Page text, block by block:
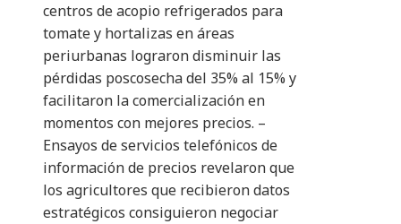
centros de acopio refrigerados para
tomate y hortalizas en áreas
periurbanas lograron disminuir las
pérdidas poscosecha del 35% al 15% y
facilitaron la comercialización en
momentos con mejores precios. –
Ensayos de servicios telefónicos de
información de precios revelaron que
los agricultores que recibieron datos
estratégicos consiguieron negociar